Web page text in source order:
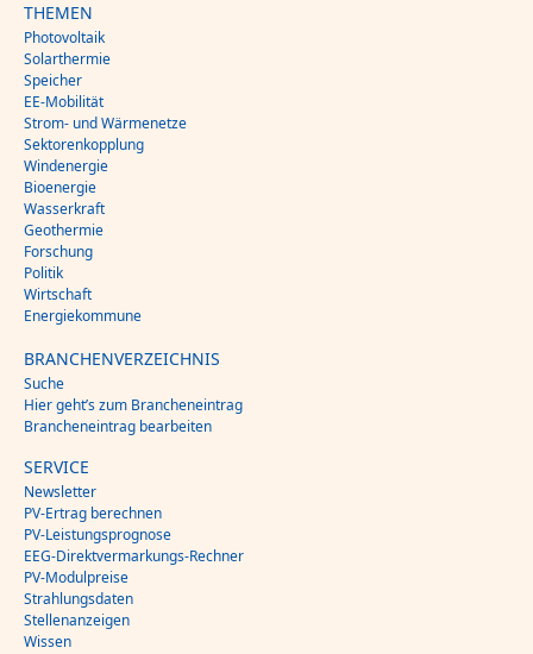
THEMEN
Photovoltaik
Solarthermie
Speicher
EE-Mobilität
Strom- und Wärmenetze
Sektorenkopplung
Windenergie
Bioenergie
Wasserkraft
Geothermie
Forschung
Politik
Wirtschaft
Energiekommune
BRANCHENVERZEICHNIS
Suche
Hier geht’s zum Brancheneintrag
Brancheneintrag bearbeiten
SERVICE
Newsletter
PV-Ertrag berechnen
PV-Leistungsprognose
EEG-Direktvermarkungs-Rechner
PV-Modulpreise
Strahlungsdaten
Stellenanzeigen
Wissen